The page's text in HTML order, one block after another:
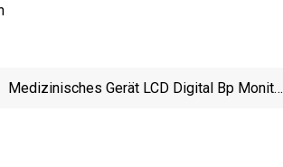
Medizinisches Gerät LCD Digital Bp Monitor